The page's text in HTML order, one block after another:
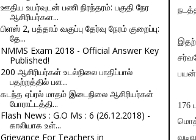
ஊதிய உயர்வுடன் பணி நிரந்தரம்: பகுதி நேர
ஆசிரியர்கள...
பிளஸ் 2, பத்தாம் வகுப்பு தேர்வு நேரம் குறைப்பு:
தே...
NMMS Exam 2018 - Official Answer Key
Published!
200 ஆசிரியர்கள் உடல்நிலை பாதிப்பால்
பதற்றத்தில் பள...
கடந்த ஏப்ரல் மாதம் இடைநிலை ஆசிரியர்கள்
போராட்டத்தி...
Flash News : G.O Ms : 6 (26.12.2018) -
காலியாக உள்...
Grievance For Teachers in
176